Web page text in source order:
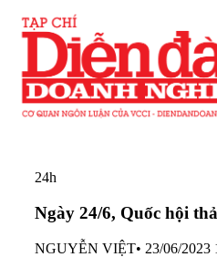
24h
Ngày 24/6, Quốc hội
NGUYỄN VIỆT• 23/06/2023